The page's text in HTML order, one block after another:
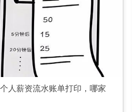
人薪资流水账单打印，哪家